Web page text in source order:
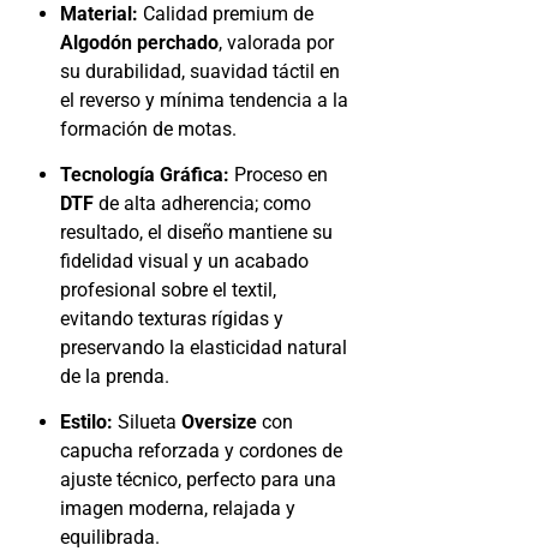
Material: Calidad premium de
Algodón perchado, valorada por
su durabilidad, suavidad táctil en
el reverso y mínima tendencia a la
formación de motas.
Tecnología Gráfica: Proceso en
DTF de alta adherencia; como
resultado, el diseño mantiene su
fidelidad visual y un acabado
profesional sobre el textil,
evitando texturas rígidas y
preservando la elasticidad natural
de la prenda.
Estilo: Silueta Oversize con
capucha reforzada y cordones de
ajuste técnico, perfecto para una
imagen moderna, relajada y
equilibrada.